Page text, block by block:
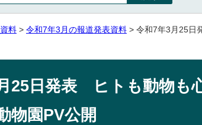
料 > 令和7年3月の報道発表資料 > 令和7年3月25日
25日発表 ヒトも動物も
物園PV公開